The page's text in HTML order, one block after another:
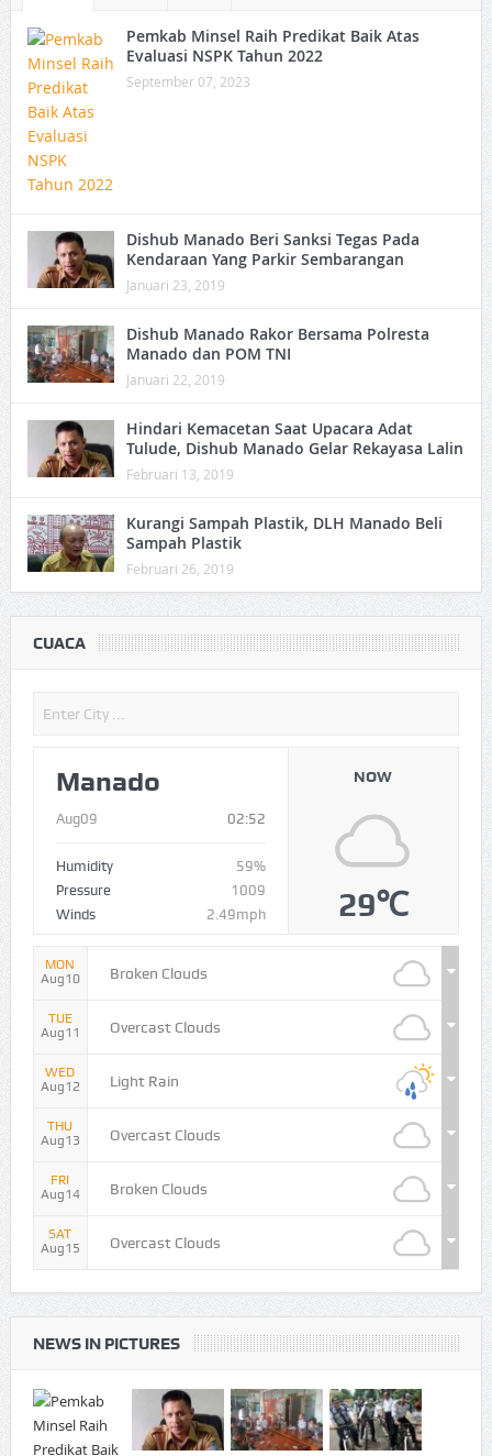
Pemkab Minsel Raih Predikat Baik Atas
Evaluasi NSPK Tahun 2022
September 07, 2023
Dishub Manado Beri Sanksi Tegas Pada
Kendaraan Yang Parkir Sembarangan
Januari 23, 2019
Dishub Manado Rakor Bersama Polresta
Manado dan POM TNI
Januari 22, 2019
Hindari Kemacetan Saat Upacara Adat
Tulude, Dishub Manado Gelar Rekayasa Lalin
Februari 13, 2019
Kurangi Sampah Plastik, DLH Manado Beli
Sampah Plastik
Februari 26, 2019
CUACA
Manado
Aug09 02:52
Humidity
59%
Pressure
1009
Winds
2.49mph
NOW
29℃
MON
Aug10
Broken Clouds
TUE
Aug11
Overcast Clouds
WED
Aug12
Light Rain
THU
Aug13
Overcast Clouds
FRI
Aug14
Broken Clouds
SAT
Aug15
Overcast Clouds
NEWS IN PICTURES